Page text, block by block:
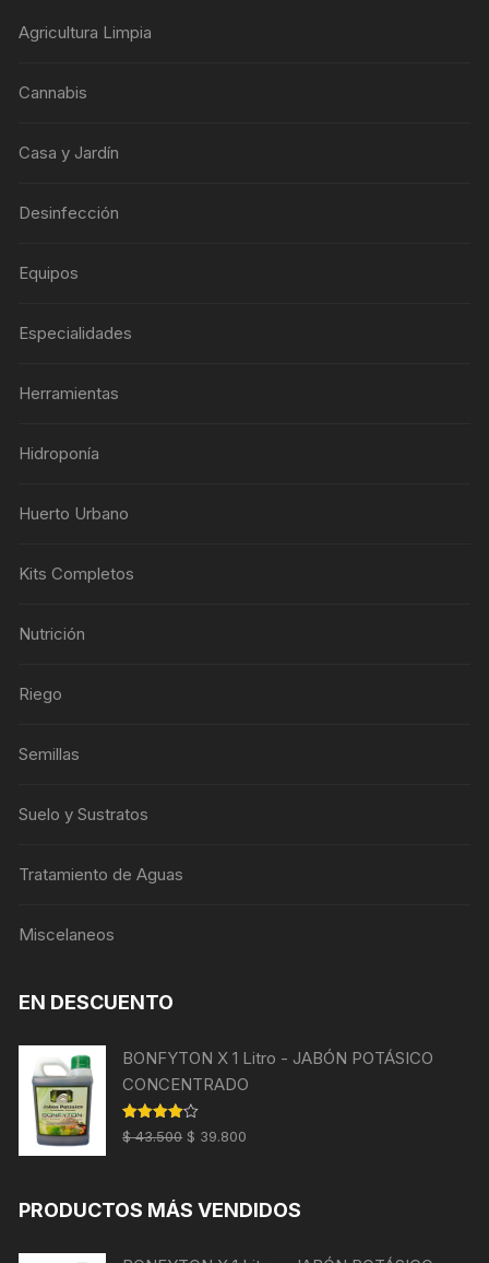
Agricultura Limpia
Cannabis
Casa y Jardín
Desinfección
Equipos
Especialidades
Herramientas
Hidroponía
Huerto Urbano
Kits Completos
Nutrición
Riego
Semillas
Suelo y Sustratos
Tratamiento de Aguas
Miscelaneos
EN DESCUENTO
BONFYTON X 1 Litro - JABÓN POTÁSICO
CONCENTRADO
Valorado
con 4.00
$43.500 El
era:
$ 39.800
es:
PRODUCTOS MÁS VENDIDOS